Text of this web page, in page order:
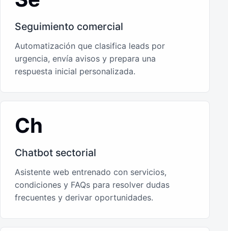
Seguimiento comercial
Automatización que clasifica leads por
urgencia, envía avisos y prepara una
respuesta inicial personalizada.
Ch
Chatbot sectorial
Asistente web entrenado con servicios,
condiciones y FAQs para resolver dudas
frecuentes y derivar oportunidades.